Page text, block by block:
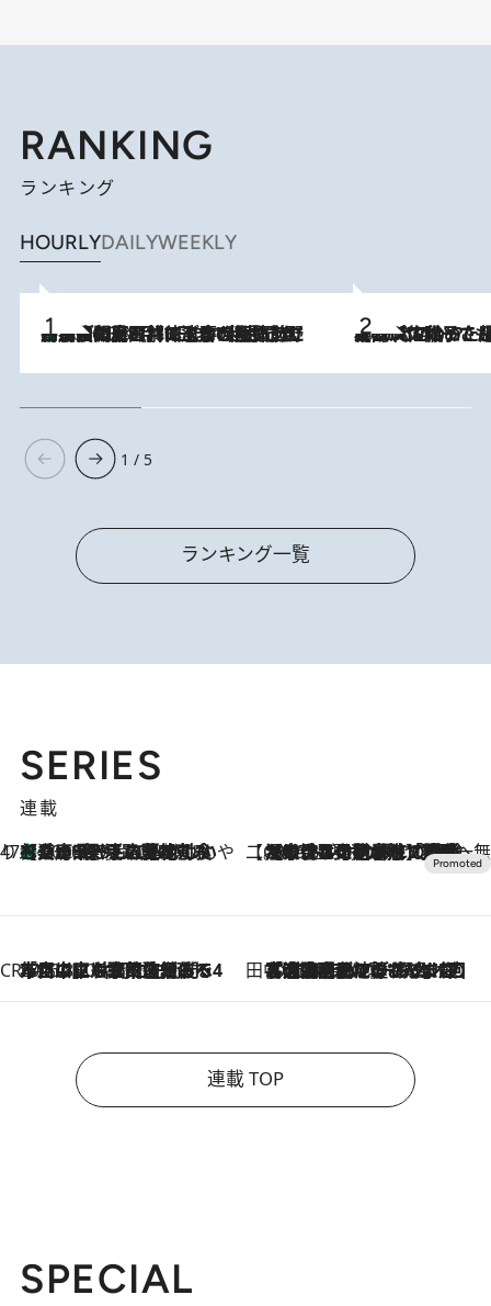
RANKING
ランキング
HOURLYDAILYWEEKLY
2026.8.8
「最後に見られてよかった」上野動物園の東園パンダ舎が解体前に特別公開。8月16日まで延長されたパネル展と共に辿る“半世紀”のパンダ飼育《解体工事の図面あり》 2026.8.5
【阿川佐和子さんの年とる力】なぜ70代で始めた趣味は“こんなに楽しい”のか？ ピアノ、俳句…スランプに陥っても続けられる“ある秘訣”とは
1 / 5
ランキング一覧
SERIES
連載
47都道府県の手みやげ ひんやりスイーツで夏を満喫
2026.8.8
【兵庫県】この夏絶対食べたい 冷やしておいしいおやつ3選 淡路島の恵みをジェラートに集約 【CREA×星野リゾート】唯一無二。癒しと発見が待つ場所へ
2026.8.7
【トンボの足水浴】ヒノキの香りに包まれて涼感マックス！約13℃の湧水かけ流しを避暑地「星野温泉 トンボの湯」で体験
CREA'S CHOICE
2026.8.7
「立川にも歌舞伎があるんだよ」 片岡仁左衛門・市川中車ら豪華座組みで4年目の立川立飛歌舞伎へ 田中稲の勝手に再ブーム
2026.8.7
「湘南乃風に憧れて」観客大盛上がりの“タオル回し”に、ラッパー顔負けの高速歌唱まで…さだまさし（74）のアグレッシブすぎる現在地
連載 TOP
SPECIAL